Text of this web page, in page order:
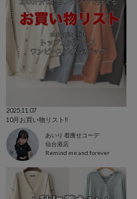
2025.11.07
10月お買い物リスト‼️
あいり 着痩せコーデ
仙台港店
Remind me and forever